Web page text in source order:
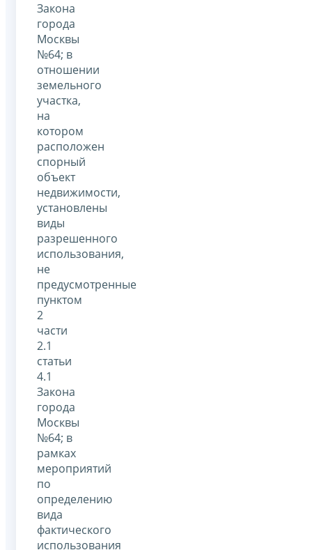
Закона
города
Москвы
№64; в
отношении
земельного
участка,
на
котором
расположен
спорный
объект
недвижимости,
установлены
виды
разрешенного
использования,
не
предусмотренные
пунктом
2
части
2.1
статьи
4.1
Закона
города
Москвы
№64; в
рамках
мероприятий
по
определению
вида
фактического
использования